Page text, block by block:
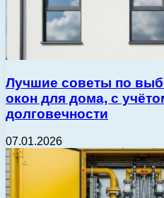
Лучшие советы по
окон для дома, с
долговечности
07.01.2026